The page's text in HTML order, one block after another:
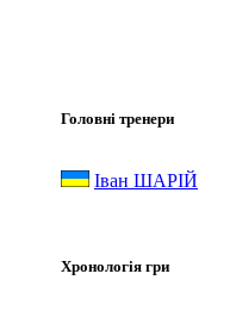
Головні тренери
Іван ШАРІЙ
Хронологія гри